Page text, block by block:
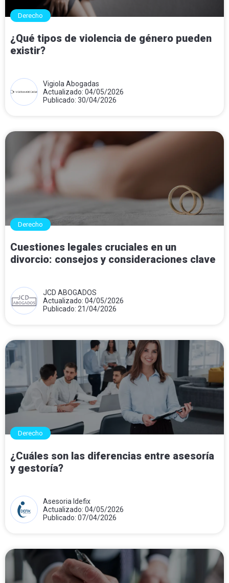
Derecho
¿Qué tipos de violencia de género pueden
existir?
Vigiola Abogadas
Actualizado: 04/05/2026
Publicado: 30/04/2026
Derecho
Cuestiones legales cruciales en un
divorcio: consejos y consideraciones clave
JCD ABOGADOS
Actualizado: 04/05/2026
Publicado: 21/04/2026
Derecho
¿Cuáles son las diferencias entre asesoría
y gestoría?
Asesoria Idefix
Actualizado: 04/05/2026
Publicado: 07/04/2026